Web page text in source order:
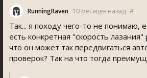
RunningRaven 10 месяцев назад #
Так... я походу чего-то не понимаю,
есть конкретная "скорость
что он может так передвигаться
проверок? Так на что тогда